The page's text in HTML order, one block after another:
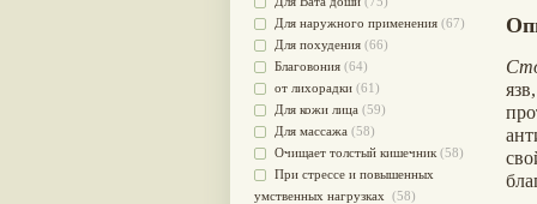
Для наружного применения (67)
Для похудения (66)
Благовония (64)
от лихорадки (61)
Для кожи лица (59)
Для массажа (58)
Очищает толстый кишечник (58)
При стрессе и повышенных
умственных нагрузках (58)